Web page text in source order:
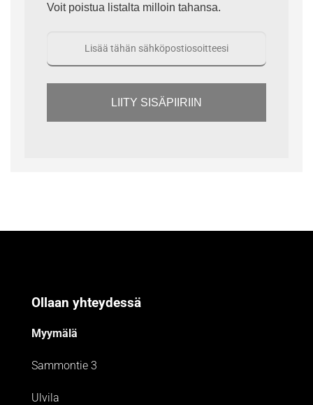
Voit poistua listalta milloin tahansa.
LIITY SISÄPIIRIIN
Ollaan yhteydessä
Myymälä
Sammontie 3
Ulvila